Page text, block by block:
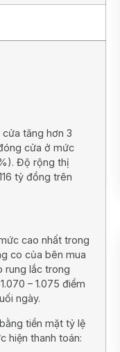
tăng hơn 3
cửa ở mức
Độ rộng thị
tỷ đồng trên
cao nhất trong
co của bên mua
rung lắc trong
– 1.075 điểm
ngày.
tiền mặt tỷ lệ
hiện thanh toán: